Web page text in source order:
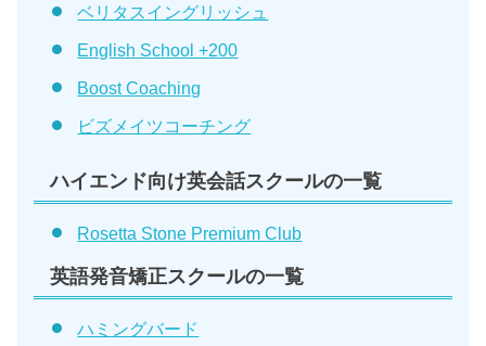
ベリタスイングリッシュ
English School +200
Boost Coaching
ビズメイツコーチング
ハイエンド向け英会話スクールの一覧
Rosetta Stone Premium Club
英語発音矯正スクールの一覧
ハミングバード